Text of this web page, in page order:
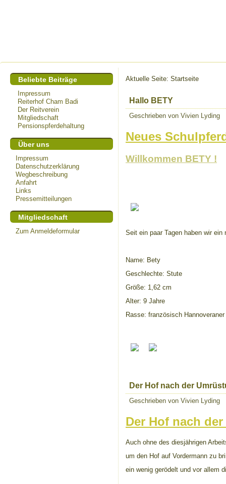
Beliebte Beiträge
Impressum
Reiterhof Cham Badi
Der Reitverein
Mitgliedschaft
Pensionspferdehaltung
Über uns
Impressum
Datenschutzerklärung
Wegbeschreibung
Anfahrt
Links
Pressemitteilungen
Mitgliedschaft
Zum Anmeldeformular
Aktuelle Seite: Startseite
Hallo BETY
Geschrieben von Vivien Lyding
Neues
Willkommen BETY !
Seit ein paar Tagen haben wir
Name: Bety
Geschlechte: Stute
Größe: 1,62 cm
Alter: 9 Jahre
Rasse: französisch
Der Hof nach der
Geschrieben von Vivien Lyding
Der Hof nach
Auch ohne des diesjährigen
um den Hof auf Vordermann zu
ein wenig gerödelt und vor allem